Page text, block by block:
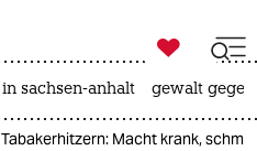
ich

taz zahl ich
in sachsen-anhalt gewalt
Macht krank,